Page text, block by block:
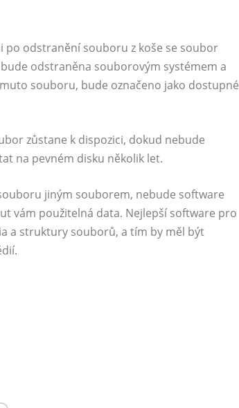
po odstranění souboru z koše se soubor
odstraněna souborovým systémem a
souboru, bude označeno jako dostupné
zůstane k dispozici, dokud nebude
na pevném disku několik let.
jiným souborem, nebude software
vám použitelná data. Nejlepší software pro
a struktury souborů, a tím by měl být